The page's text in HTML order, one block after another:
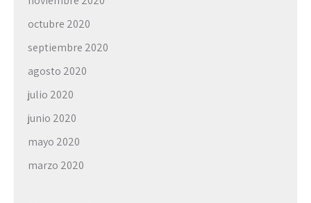
octubre 2020
septiembre 2020
agosto 2020
julio 2020
junio 2020
mayo 2020
marzo 2020